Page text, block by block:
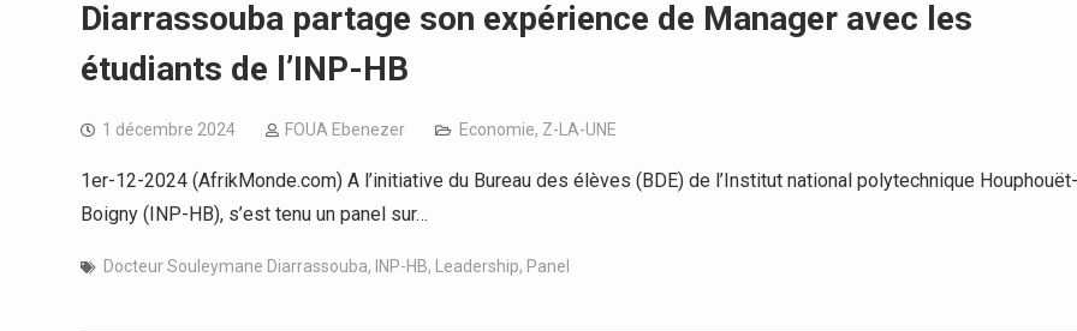
Diarrassouba partage son expérience de Manager avec les
étudiants de l’INP-HB
1 décembre 2024 FOUA Ebenezer Economie, Z-LA-UNE
1er-12-2024 (AfrikMonde.com) A l’initiative du Bureau des élèves (BDE) de l’Institut national polytechnique Houphouët-
Boigny (INP-HB), s’est tenu un panel sur…
Docteur Souleymane Diarrassouba, INP-HB, Leadership, Panel